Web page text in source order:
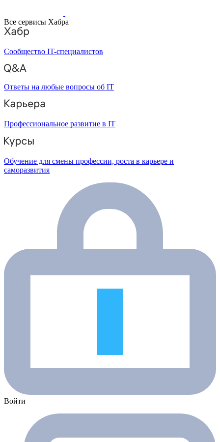
Все сервисы Хабра
Сообщество IT-специалистов
Ответы на любые вопросы об IT
Профессиональное развитие в IT
Обучение для смены профессии, роста в карьере и
саморазвития
Войти